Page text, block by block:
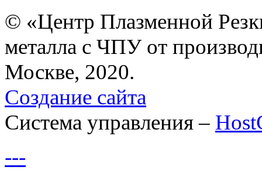
© «Центр Плазменной
металла с ЧПУ от
Москве, 2020.
Создание сайта
Система управления –
---